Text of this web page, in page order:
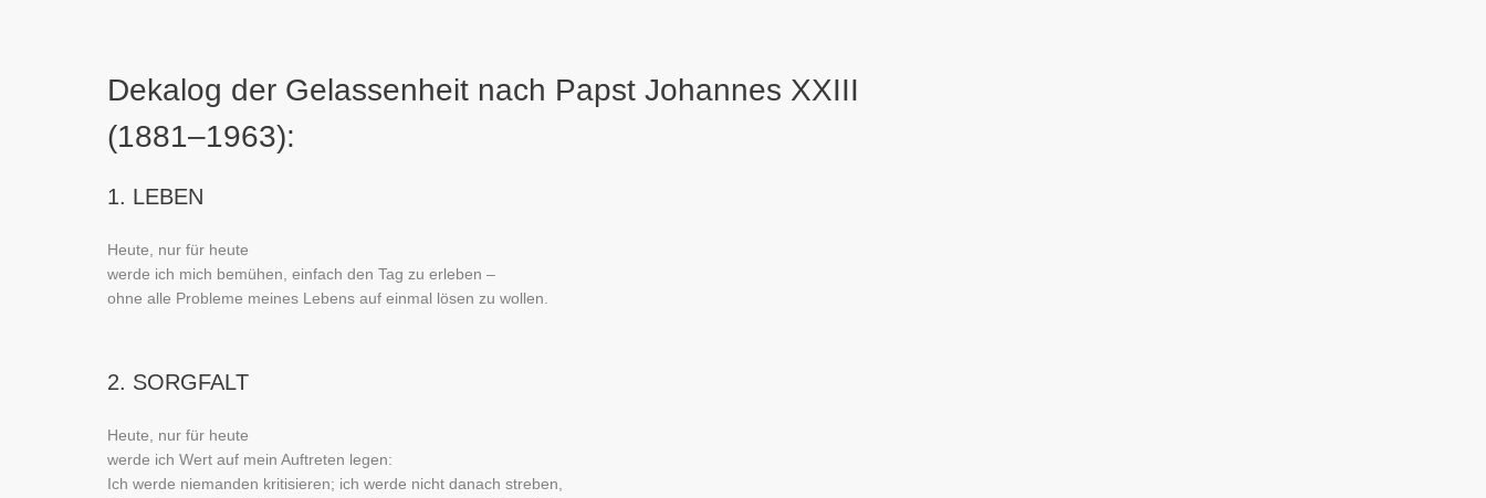
Dekalog der Gelassenheit nach Papst Johannes XXIII
(1881–1963):
1. LEBEN
Heute, nur für heute
werde ich mich bemühen, einfach den Tag zu erleben –
ohne alle Probleme meines Lebens auf einmal lösen zu wollen.
2. SORGFALT
Heute, nur für heute
werde ich Wert auf mein Auftreten legen:
Ich werde niemanden kritisieren; ich werde nicht danach streben,